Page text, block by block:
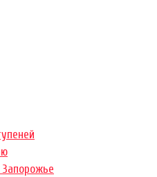
Запорожье